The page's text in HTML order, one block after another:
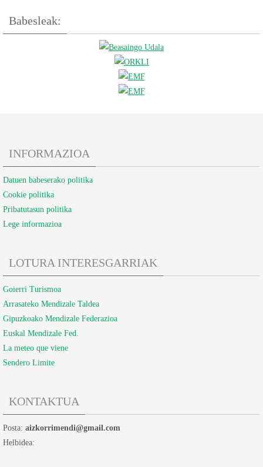
Babesleak:
INFORMAZIOA
Datuen babeserako politika
Cookie politika
Pribatutasun politika
Lege informazioa
LOTURA INTERESGARRIAK
Goierri Turismoa
Arrasateko Mendizale Taldea
Gipuzkoako Mendizale Federazioa
Euskal Mendizale Fed.
La meteo que viene
Sendero Limite
KONTAKTUA
Posta: aizkorrimendi@gmail.com
Helbidea: